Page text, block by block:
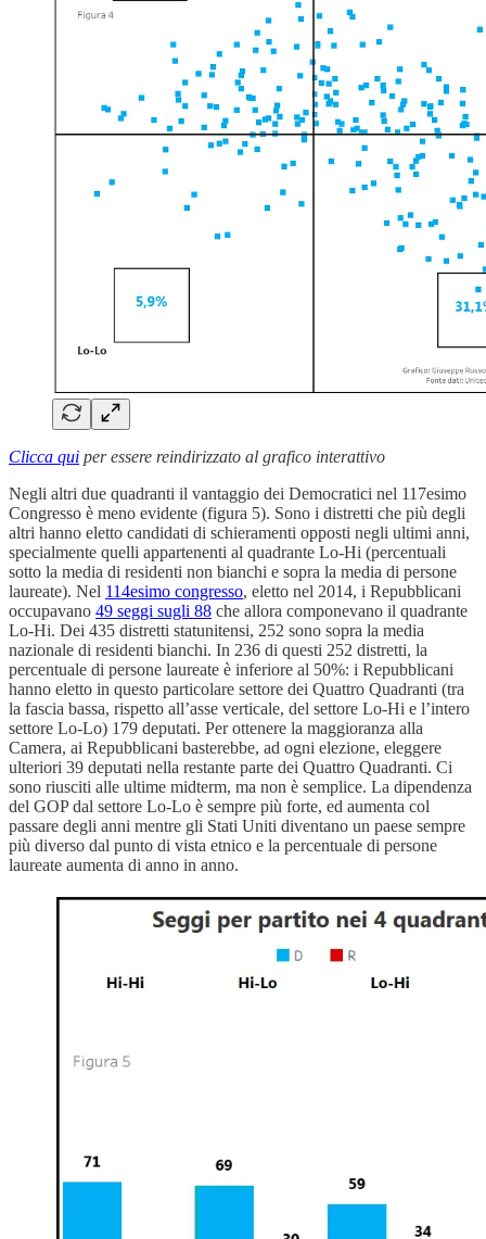
Clicca qui per essere reindirizzato al grafico interattivo
Negli altri due quadranti il vantaggio dei Democratici nel 117esimo
Congresso è meno evidente (figura 5). Sono i distretti che più degli
altri hanno eletto candidati di schieramenti opposti negli ultimi anni,
specialmente quelli appartenenti al quadrante Lo-Hi (percentuali
sotto la media di residenti non bianchi e sopra la media di persone
laureate). Nel 114esimo congresso, eletto nel 2014, i Repubblicani
occupavano 49 seggi sugli 88 che allora componevano il quadrante
Lo-Hi. Dei 435 distretti statunitensi, 252 sono sopra la media
nazionale di residenti bianchi. In 236 di questi 252 distretti, la
percentuale di persone laureate è inferiore al 50%: i Repubblicani
hanno eletto in questo particolare settore dei Quattro Quadranti (tra
la fascia bassa, rispetto all’asse verticale, del settore Lo-Hi e l’intero
settore Lo-Lo) 179 deputati. Per ottenere la maggioranza alla
Camera, ai Repubblicani basterebbe, ad ogni elezione, eleggere
ulteriori 39 deputati nella restante parte dei Quattro Quadranti. Ci
sono riusciti alle ultime midterm, ma non è semplice. La dipendenza
del GOP dal settore Lo-Lo è sempre più forte, ed aumenta col
passare degli anni mentre gli Stati Uniti diventano un paese sempre
più diverso dal punto di vista etnico e la percentuale di persone
laureate aumenta di anno in anno.